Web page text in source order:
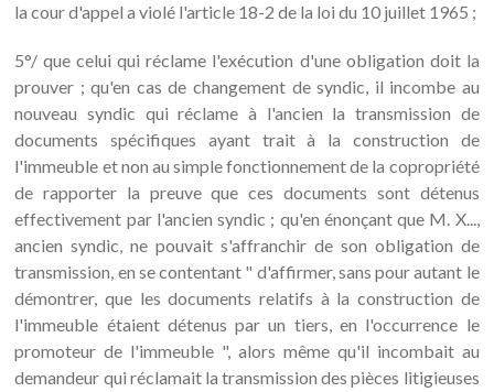
la cour d'appel a violé l'article 18-2 de la loi du 10 juillet 1965 ;
5°/ que celui qui réclame l'exécution d'une obligation doit la
prouver ; qu'en cas de changement de syndic, il incombe au
nouveau syndic qui réclame à l'ancien la transmission de
documents spécifiques ayant trait à la construction de
l'immeuble et non au simple fonctionnement de la copropriété
de rapporter la preuve que ces documents sont détenus
effectivement par l'ancien syndic ; qu'en énonçant que M. X...,
ancien syndic, ne pouvait s'affranchir de son obligation de
transmission, en se contentant " d'affirmer, sans pour autant le
démontrer, que les documents relatifs à la construction de
l'immeuble étaient détenus par un tiers, en l'occurrence le
promoteur de l'immeuble ", alors même qu'il incombait au
demandeur qui réclamait la transmission des pièces litigieuses